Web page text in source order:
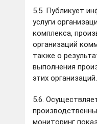
5.5. Публикует
услуги
комплекса,
организаций
также о
выполнения
этих организаций.
5.6.
мониторинг